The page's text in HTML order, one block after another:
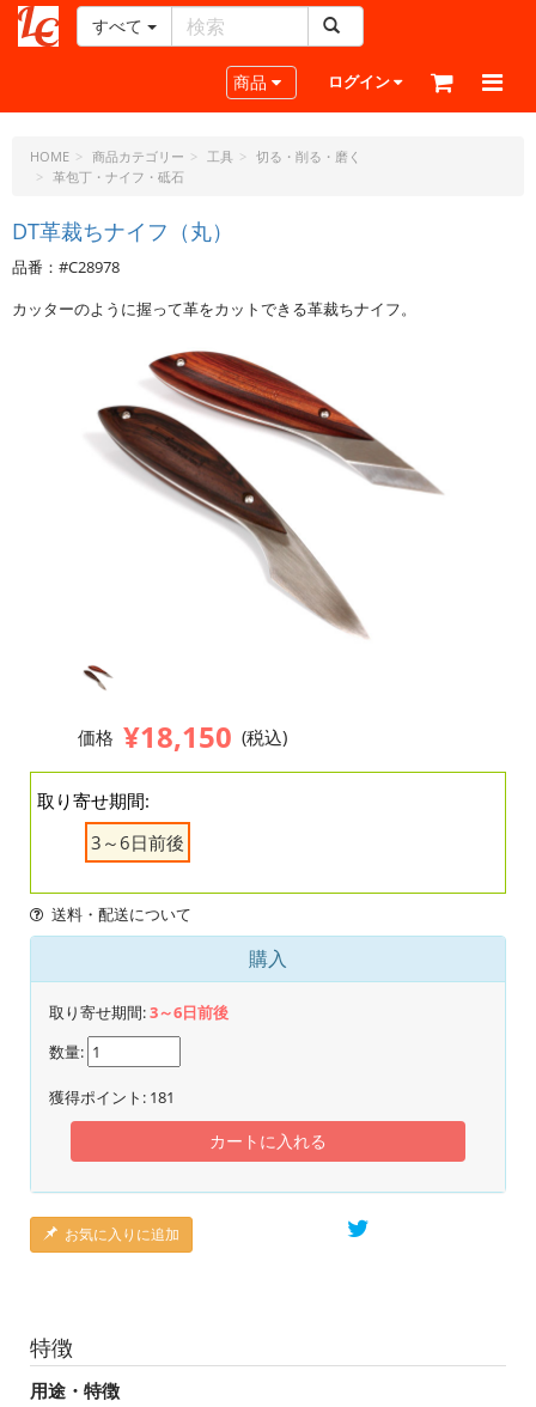
ー
ラ
フ
ド
ッ
ト・
ジ
すべて
Toggle navigation
商品 ログイン
HOME 商品カテゴリー 工具
切る・削る・磨く
革包丁・ナイフ・砥石
DT革裁ちナイフ（丸）
品番：#C28978
カッターのように握って革をカットできる革裁ちナイフ。
価格 ¥18,150 (税込)
取り寄せ期間:
3～6日前後
送料・配送について
購入
取り寄せ期間:3～6日前後
数量:
獲得ポイント: 181
カートに入れる
お気に入りに追加
特徴
用途・特徴